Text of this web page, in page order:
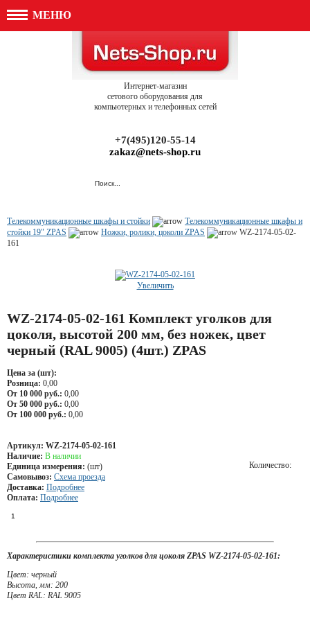
МЕНЮ
Интернет-магазин
сетового оборудования для
компьютерных и телефонных сетей
+7(495)120-55-14
zakaz@nets-shop.ru
Телекоммуникационные шкафы и стойки
Телекоммуникационные шкафы и
стойки 19" ZPAS
Ножки, ролики, цоколи ZPAS
WZ-2174-05-02-
161
Увеличить
WZ-2174-05-02-161 Комплект уголков для
цоколя, высотой 200 мм, без ножек, цвет
черный (RAL 9005) (4шт.) ZPAS
Цена за (шт):
Розница: 0,00
От 10 000 руб.: 0,00
От 50 000 руб.: 0,00
От 100 000 руб.: 0,00
Артикул: WZ-2174-05-02-161
Наличие: В наличии
Единица измерения: (шт)
Самовывоз: Схема проезда
Доставка: Подробнее
Оплата: Подробнее
Количество:
Характеристики комплекта уголков для цоколя ZPAS WZ-2174-05-02-161:
Цвет: черный
Высота, мм: 200
Цвет RAL: RAL 9005